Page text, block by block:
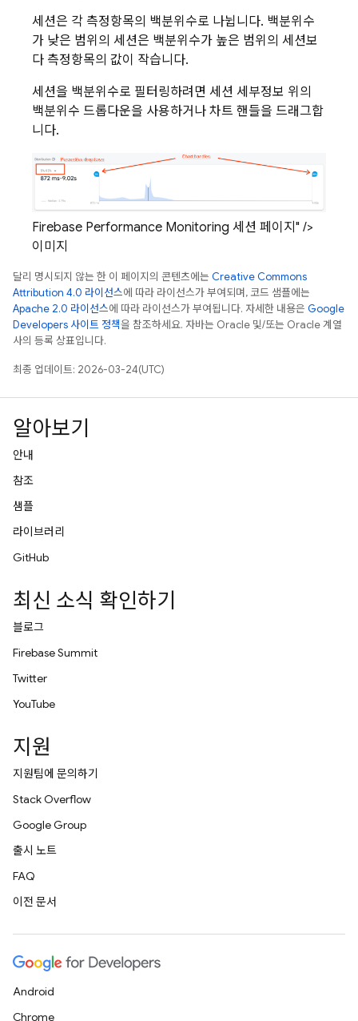
세션은 각 측정항목의 백분위수로 나뉩니다. 백분위수
가 낮은 범위의 세션은 백분위수가 높은 범위의 세션보
다 측정항목의 값이 작습니다.
세션을 백분위수로 필터링하려면 세션 세부정보 위의
백분위수 드롭다운을 사용하거나 차트 핸들을 드래그합
니다.
Firebase Performance Monitoring 세션 페이지" />
이미지
달리 명시되지 않는 한 이 페이지의 콘텐츠에는 Creative Commons
Attribution 4.0 라이선스에 따라 라이선스가 부여되며, 코드 샘플에는
Apache 2.0 라이선스에 따라 라이선스가 부여됩니다. 자세한 내용은 Google
Developers 사이트 정책을 참조하세요. 자바는 Oracle 및/또는 Oracle 계열
사의 등록 상표입니다.
최종 업데이트: 2026-03-24(UTC)
알아보기
안내
참조
샘플
라이브러리
GitHub
최신 소식 확인하기
블로그
Firebase Summit
Twitter
YouTube
지원
지원팀에 문의하기
Stack Overflow
Google Group
출시 노트
FAQ
이전 문서
Android
Chrome